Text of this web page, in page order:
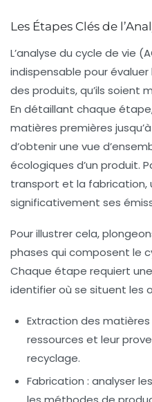
Les Étapes Clés de
L’analyse du cycle de vie
indispensable pour
des produits, qu’ils soient
En détaillant chaque
matières premières
d’obtenir une vue
écologiques d’un produit.
transport et la fabrication,
significativement ses
Pour illustrer cela,
phases qui composent le
Chaque étape requiert
identifier où se situent les
Extraction des
ressources et leur
recyclage.
Fabrication : analyser